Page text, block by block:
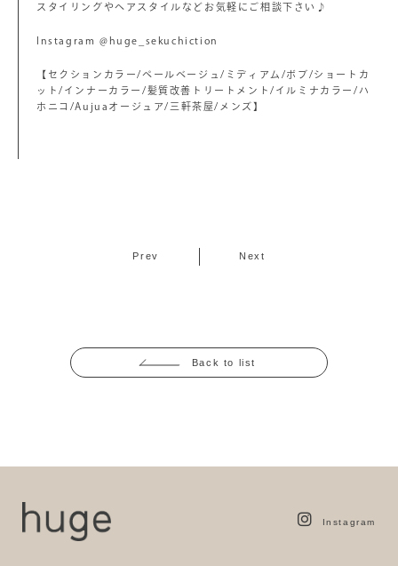
スタイリングやヘアスタイルなどお気軽にご相談下さい♪
Instagram @huge_sekuchiction
【セクションカラー/ペールベージュ/ミディアム/ボブ/ショートカ
ット/インナーカラー/髪質改善トリートメント/イルミナカラー/ハ
ホニコ/Aujuaオージュア/三軒茶屋/メンズ】
Prev Next
Back to list
Instagram